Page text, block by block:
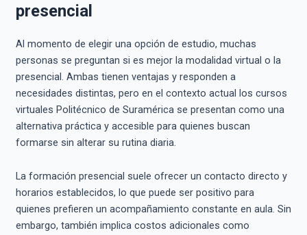
presencial
Al momento de elegir una opción de estudio, muchas
personas se preguntan si es mejor la modalidad virtual o la
presencial. Ambas tienen ventajas y responden a
necesidades distintas, pero en el contexto actual los cursos
virtuales Politécnico de Suramérica se presentan como una
alternativa práctica y accesible para quienes buscan
formarse sin alterar su rutina diaria.
La formación presencial suele ofrecer un contacto directo y
horarios establecidos, lo que puede ser positivo para
quienes prefieren un acompañamiento constante en aula. Sin
embargo, también implica costos adicionales como